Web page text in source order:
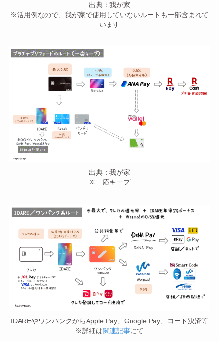
出典：我が家
※活用例なので、我が家で使用していないルートも一部含まれて
います
出典：我が家
※一応キープ
IDAREやワンバンクからApple Pay、Google Pay、コード決済等
※詳細は関連記事にて